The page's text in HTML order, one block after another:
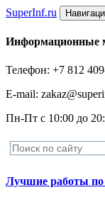
SuperInf.ru
Информационные
Телефон: +7 812
E-mail:
Пн-Пт с 10:00 до
Лучшие работы по